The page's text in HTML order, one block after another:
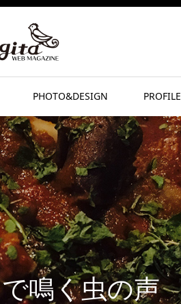
PHOTO&DESIGN PROFILE
鳴く虫の声